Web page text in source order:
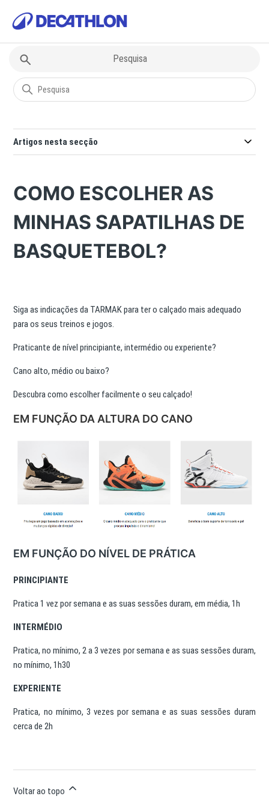
Decathlon Questões sobre Desportos
Artigos nesta secção
COMO ESCOLHER AS
MINHAS SAPATILHAS DE
BASQUETEBOL?
Siga as indicações da TARMAK para ter o calçado mais adequado
para os seus treinos e jogos.
Praticante de nível principiante, intermédio ou experiente?
Cano alto, médio ou baixo?
Descubra como escolher facilmente o seu calçado!
EM FUNÇÃO DA ALTURA DO CANO
EM FUNÇÃO DO NÍVEL DE PRÁTICA
PRINCIPIANTE
Pratica 1 vez por semana e as suas sessões duram, em média, 1h
INTERMÉDIO
Pratica, no mínimo, 2 a 3 vezes por semana e as suas sessões duram,
no mínimo, 1h30
EXPERIENTE
Pratica, no mínimo, 3 vezes por semana e as suas sessões duram
cerca de 2h
Voltar ao topo